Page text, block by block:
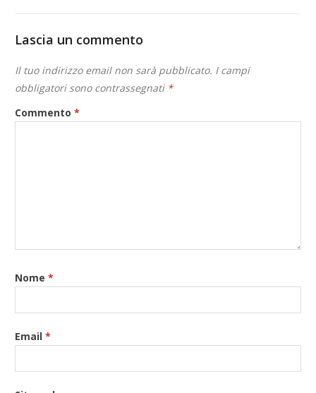
Lascia un commento
Il tuo indirizzo email non sarà pubblicato. I campi
obbligatori sono contrassegnati *
Commento*
Nome*
Email*